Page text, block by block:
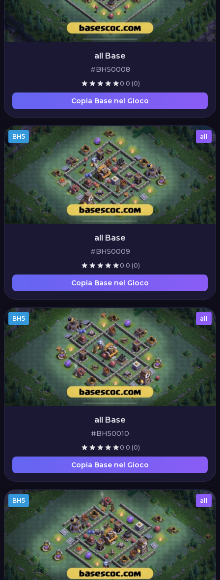
all Base
#BH50008
0.0 (0)
Copia Base nel Gioco
BH5 all
all Base
#BH50009
0.0 (0)
Copia Base nel Gioco
BH5 all
all Base
#BH50010
0.0 (0)
Copia Base nel Gioco
BH5 all